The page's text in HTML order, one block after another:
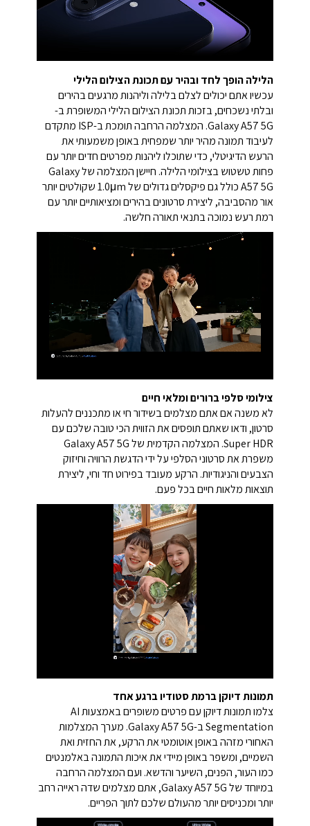
הלילה הופך לחד ובהיר עם תכונת הצילום הלילי
עכשיו אתם יכולים לצלם בלילה וליהנות מרגעים בהירים
ובלתי נשכחים, בזכות תכונת הצילום הלילי המשופרת ב-
Galaxy A57 5G. המצלמה הרחבה תומכת ב-ISP מתקדם
לעיבוד תמונה מהיר יותר שמפחית באופן משמעותי את
הרעש הדיגיטלי, כדי שתוכלו ליהנות מפרטים חדים יותר עם
פחות טשטוש בצילומי הלילה. חיישן המצלמה של Galaxy
A57 5G כולל גם פיקסלים גדולים של 1.0μm שקולטים יותר
אור מהסביבה, ליצירת סרטונים בהירים ומציאותיים יותר עם
רמת רעש נמוכה בתנאי תאורה חלשה.
צילומי סלפי ברורים ומלאי חיים
לא משנה אם אתם מצלמים בשידור חי או מתכננים להעלות
סרטון, ודאו שאתם תופסים את הזווית הכי טובה שלכם עם
Super HDR. המצלמה הקדמית של Galaxy A57 5G
משפרת את סרטוני הסלפי על ידי הדגשת הרוויה וחיזוק
הצבעים והניגודיות. הרקע מעובד בפירוט חד וחי, ליצירת
תוצאות מלאות חיים בכל פעם.
תמונות דיוקן ברמת סטודיו ברגע אחד
צלמו תמונות דיוקן עם פרטים משופרים באמצעות AI
Segmentation ב-Galaxy A57 5G. מערך המצלמות
האחורי מזהה באופן אוטומטי את הרקע, את החזית ואת
השמיים, ומשפר באופן מיידי את איכות התמונה באלמנטים
כמו העור, הפנים, השיער והדשא. ועם המצלמה הרחבה
במיוחד של Galaxy A57 5G, אתם מצלמים שדה ראייה רחב
יותר ומכניסים יותר מהעולם שלכם לתוך הפריים.